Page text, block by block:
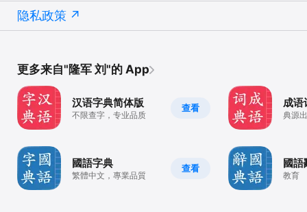
隐私政策
更多来自"隆军 刘"的 App
查看
汉语字典简体版
不限查字，专业品质
查看
國語字典
繁體中文，專業品質
成语
典源
國語
教育